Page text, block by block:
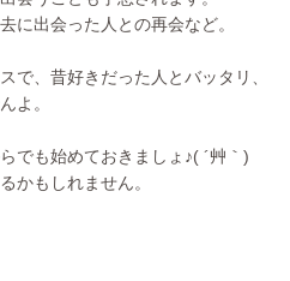
に出会った人との再会など。
で、昔好きだった人とバッタリ、
よ。
でも始めておきましょ♪( ´艸｀)
かもしれません。